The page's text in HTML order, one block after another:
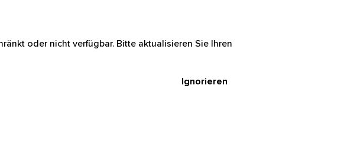
oder nicht verfügbar. Bitte aktualisieren Sie Ihren
Ignorieren